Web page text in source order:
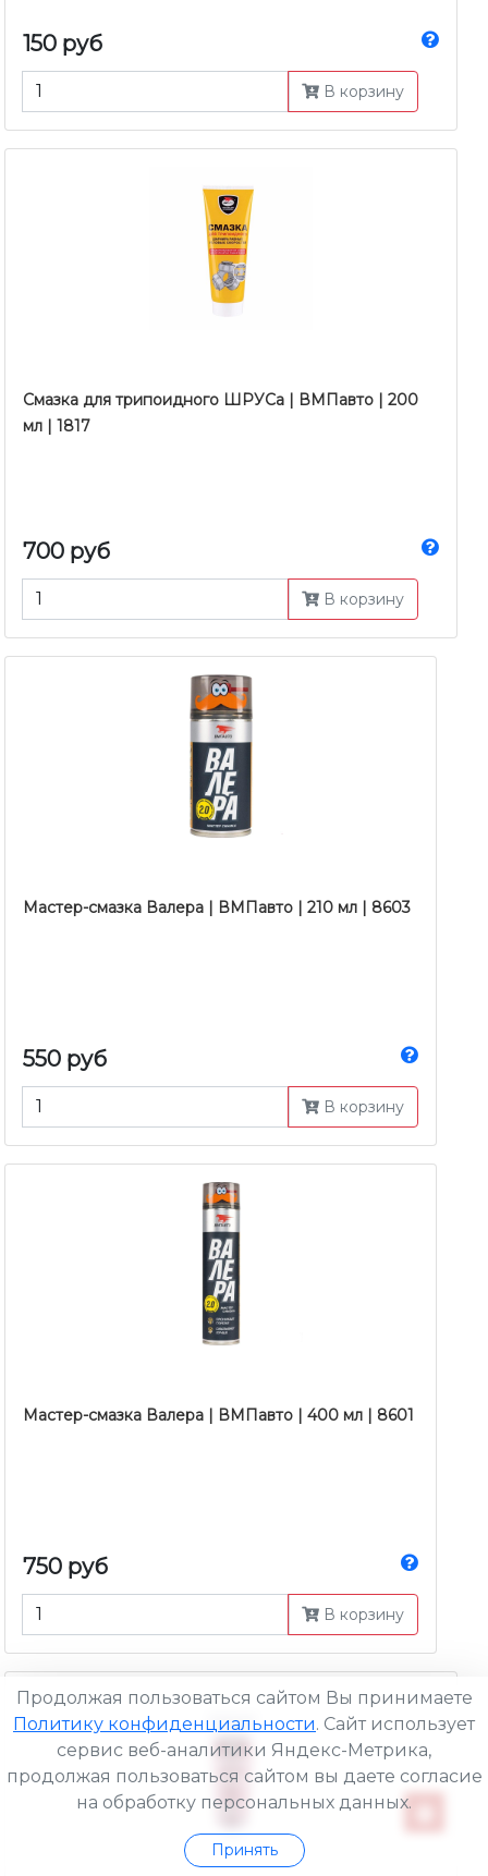
150 руб
В корзину
Смазка для трипоидного ШРУСа | ВМПавто | 200
мл | 1817
700 руб
В корзину
Мастер-смазка Валера | ВМПавто | 210 мл | 8603
550 руб
В корзину
Мастер-смазка Валера | ВМПавто | 400 мл | 8601
750 руб
В корзину
Продолжая пользоваться сайтом Вы принимаете
Политику конфиденциальности. Сайт использует
сервис веб-аналитики Яндекс-Метрика,
продолжая пользоваться сайтом вы даете согласие
на обработку персональных данных.
Принять